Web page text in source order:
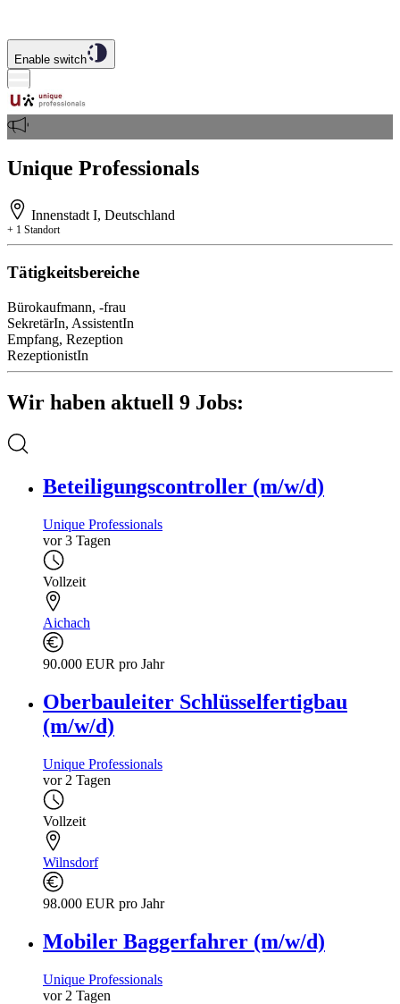
Enable switch
Unique Professionals
Innenstadt I, Deutschland
+ 1 Standort
Tätigkeitsbereiche
Bürokaufmann, -frau
SekretärIn, AssistentIn
Empfang, Rezeption
RezeptionistIn
Wir haben aktuell 9 Jobs:
Beteiligungscontroller (m/w/d)
Unique Professionals
vor 3 Tagen
Vollzeit
Aichach
90.000 EUR pro Jahr
Oberbauleiter Schlüsselfertigbau
(m/w/d)
Unique Professionals
vor 2 Tagen
Vollzeit
Wilnsdorf
98.000 EUR pro Jahr
Mobiler Baggerfahrer (m/w/d)
Unique Professionals
vor 2 Tagen